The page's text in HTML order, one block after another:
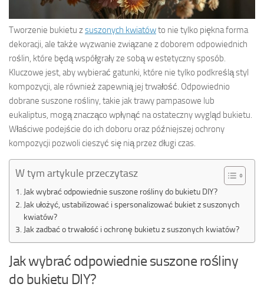
Tworzenie bukietu zsuszonych kwiatówto nie tylko piękna forma
dekoracji, ale także wyzwanie związane z doborem odpowiednich
roślin, które będą współgrały ze sobą w estetyczny sposób.
Kluczowe jest, aby wybierać gatunki, które nie tylko podkreślą styl
kompozycji, ale również zapewnią jej trwałość. Odpowiednio
dobrane suszone rośliny, takie jak trawy pampasowe lub
eukaliptus, mogą znacząco wpłynąć na ostateczny wygląd bukietu.
Właściwe podejście do ich doboru oraz późniejszej ochrony
kompozycji pozwoli cieszyć się nią przez długi czas.
W tym artykule przeczytasz
Jak wybrać odpowiednie suszone rośliny do bukietu DIY?
Jak ułożyć, ustabilizować i spersonalizować bukiet z suszonych
kwiatów?
Jak zadbać o trwałość i ochronę bukietu z suszonych kwiatów?
Jak wybrać odpowiednie suszone rośliny
do bukietu DIY?